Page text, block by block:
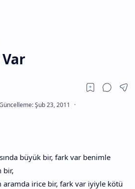
büyük bir, fark var benimle
bir,
irice bir, fark var iyiyle kötü